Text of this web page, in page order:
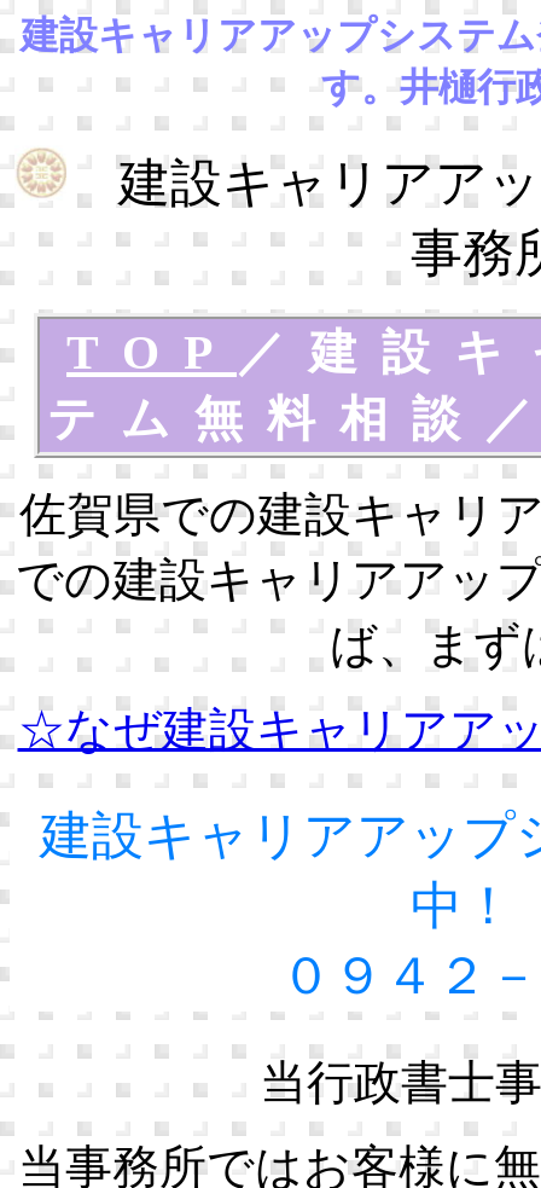
建設キャリアアップシステ
す。井樋行
建設キャリアアッ
事務
TOP ／ 建設
テム無料相談
佐賀県での建設キャリ
での建設キャリアアッ
ば、まず
☆なぜ建設キャリアア
建設キャリアアップ
中！
０９４２
当行政書士
当事務所ではお客様に